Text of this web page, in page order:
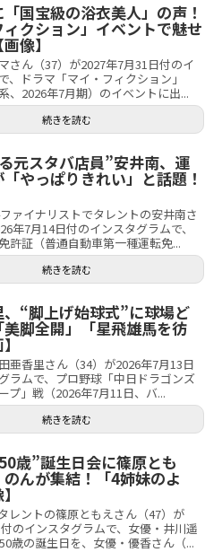
国宝級の浴衣美人」の声！
ィクション」イベントで魅せ
像】
さん（37）が2027年7月31日付のイ
、ドラマ「マイ・フィクション」
、2026年7月期）のイベントに出...
続きを読む
元スタバ店員”安井南、運
やっぱりきれい」と話題！
ァイナリストでタレントの安井南さ
年7月14日付のインスタグラムで、
許証（普通自動車第一種運転免...
続きを読む
“脚上げ始球式”に球場ど
美脚全開」「星飛雄馬を彷
亜香里さん（34）が2026年7月13日
ラムで、プロ野球「中日ドラゴンズ
プ」戦（2026年7月11日、バ...
続きを読む
歳”誕生日会に篠原とも
のんが集結！「4姉妹のよ
レントの篠原ともえさん（47）が
のインスタグラムで、女優・井川遥
歳の誕生日を、女優・優香さん（...